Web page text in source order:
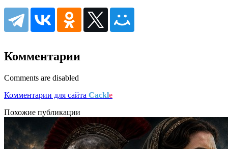
Комментарии
Comments are disabled
Комментарии для сайта Cackle
Похожие публикации